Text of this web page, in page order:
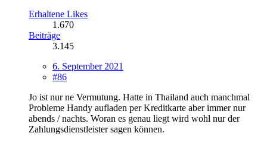
Erhaltene Likes
1.670
Beiträge
3.145
6. September 2021
#86
Jo ist nur ne Vermutung. Hatte in Thailand auch manchmal
Probleme Handy aufladen per Kreditkarte aber immer nur
abends / nachts. Woran es genau liegt wird wohl nur der
Zahlungsdienstleister sagen können.